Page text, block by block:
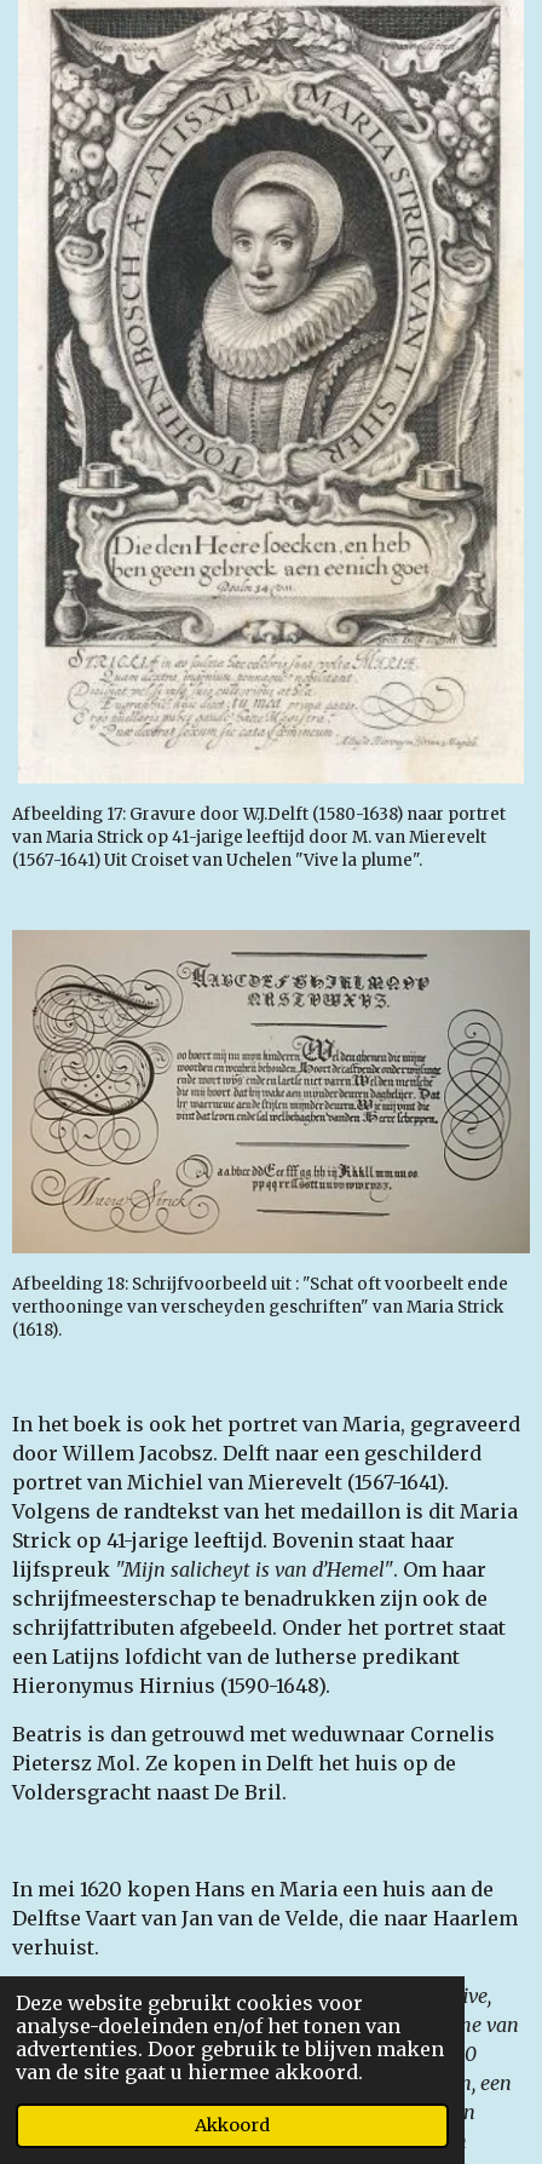
Deze website gebruikt cookies voor
analyse-doeleinden en/of het tonen van
advertenties. Door gebruik te blijven maken
van de site gaat u hiermee akkoord.
Akkoord
Afbeelding 17: Gravure door W.J.Delft (1580-1638) naar portret
van Maria Strick op 41-jarige leeftijd door M. van Mierevelt
(1567-1641) Uit Croiset van Uchelen "Vive la plume".
Afbeelding 18: Schrijfvoorbeeld uit : "Schat oft voorbeelt ende
verthooninge van verscheyden geschriften" van Maria Strick
(1618).
In het boek is ook het portret van Maria, gegraveerd
door Willem Jacobsz. Delft naar een geschilderd
portret van Michiel van Mierevelt (1567-1641).
Volgens de randtekst van het medaillon is dit Maria
Strick op 41-jarige leeftijd. Bovenin staat haar
lijfspreuk "Mijn salicheyt is van d’Hemel". Om haar
schrijfmeesterschap te benadrukken zijn ook de
schrijfattributen afgebeeld. Onder het portret staat
een Latijns lofdicht van de lutherse predikant
Hieronymus Hirnius (1590-1648).
Beatris is dan getrouwd met weduwnaar Cornelis
Pietersz Mol. Ze kopen in Delft het huis op de
Voldersgracht naast De Bril.
In mei 1620 kopen Hans en Maria een huis aan de
Delftse Vaart van Jan van de Velde, die naar Haarlem
verhuist.
Het wordt zo beschreven:".. van een huys en erffive,
staende en gelegen aen de delfse vaart...voor..de some van
600 gulden gereed gelt en bovendien noch met 2900
gulden, daervan twee distincte brieven verleden zijn, een
van 1450 gulden aen Margriet Corn, wed. van Symon
Cornvael, en van gelijcke 1450 gulden aan Maritgen